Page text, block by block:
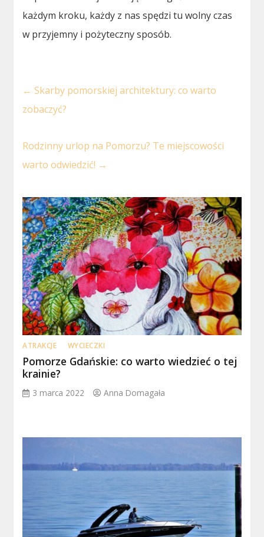
każdym kroku, każdy z nas spędzi tu wolny czas
w przyjemny i pożyteczny sposób.
← Skarby pomorskiej architektury: co warto
zobaczyć?
Rodzinny urlop na Pomorzu? Te miejscowości
warto odwiedzić! →
ATRAKCJE WYCIECZKI
Pomorze Gdańskie: co warto wiedzieć o tej
krainie?
3 marca 2022 Anna Domagała